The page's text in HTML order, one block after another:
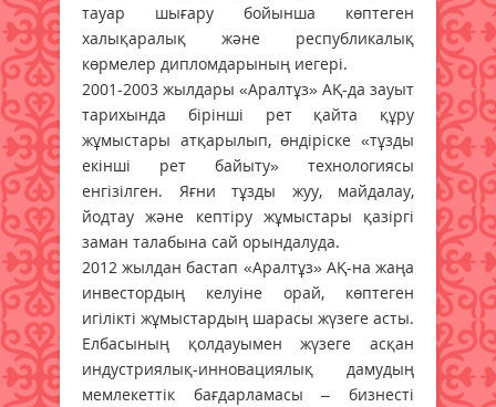
тауар шығару бойынша көптеген
халықаралық және республикалық
көрмелер дипломдарының иегерi.
2001-2003 жылдары «Аралтұз» АҚ-да зауыт
тарихында бiрiншi рет қайта құру
жұмыстары атқарылып, өндiрiске «тұзды
екiншi рет байыту» технологиясы
енгiзiлген. Яғни тұзды жуу, майдалау,
йодтау және кептіру жұмыстары қазіргі
заман талабына сай орындалуда.
2012 жылдан бастап «Аралтұз» АҚ-на жаңа
инвестордың келуіне орай, көптеген
игілікті жұмыстардың шарасы жүзеге асты.
Елбасының қолдауымен жүзеге асқан
индустриялық-инновациялық дамудың
мемлекеттік бағдарламасы – бизнесті